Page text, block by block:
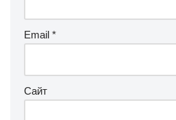
Email *
Сайт